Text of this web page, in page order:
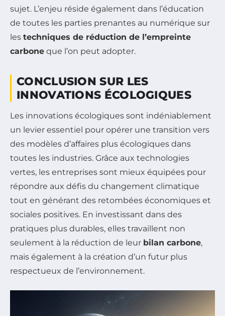
sujet. L’enjeu réside également dans l’éducation
de toutes les parties prenantes au numérique sur
les techniques de réduction de l’empreinte
carbone que l’on peut adopter.
CONCLUSION SUR LES
INNOVATIONS ÉCOLOGIQUES
Les innovations écologiques sont indéniablement
un levier essentiel pour opérer une transition vers
des modèles d’affaires plus écologiques dans
toutes les industries. Grâce aux technologies
vertes, les entreprises sont mieux équipées pour
répondre aux défis du changement climatique
tout en générant des retombées économiques et
sociales positives. En investissant dans des
pratiques plus durables, elles travaillent non
seulement à la réduction de leur bilan carbone,
mais également à la création d’un futur plus
respectueux de l’environnement.